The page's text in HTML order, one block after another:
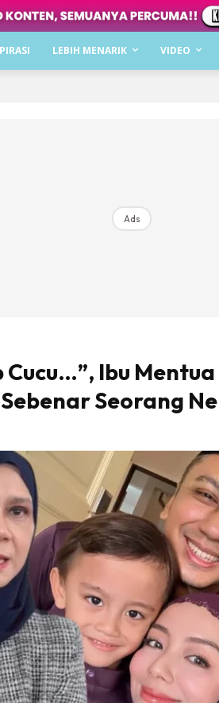
LEBIH MENARIK VIDEO
Ads
Ibu Mentua
Seorang